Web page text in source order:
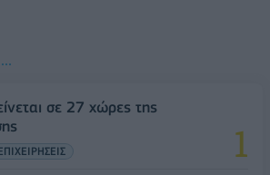
σε 27 χώρες της